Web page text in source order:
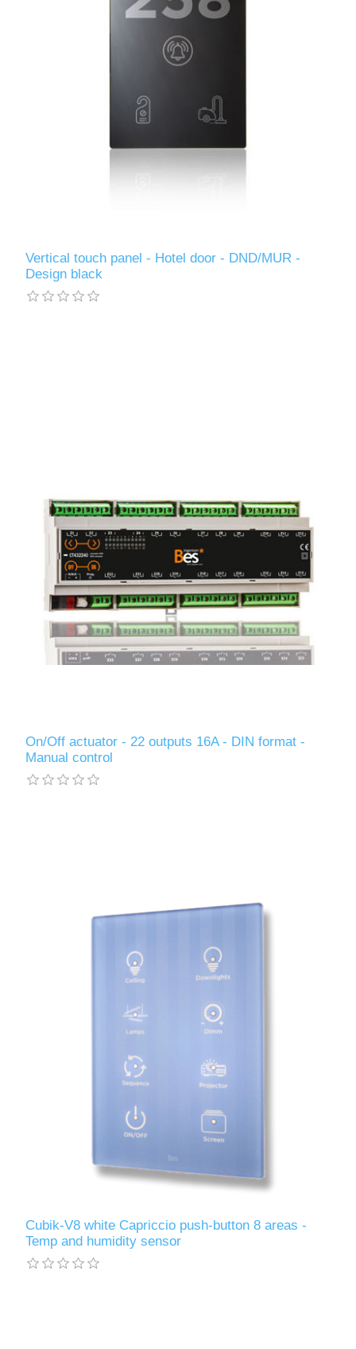
Vertical touch panel - Hotel door - DND/MUR -
Design black
On/Off actuator - 22 outputs 16A - DIN format -
Manual control
Cubik-V8 white Capriccio push-button 8 areas -
Temp and humidity sensor